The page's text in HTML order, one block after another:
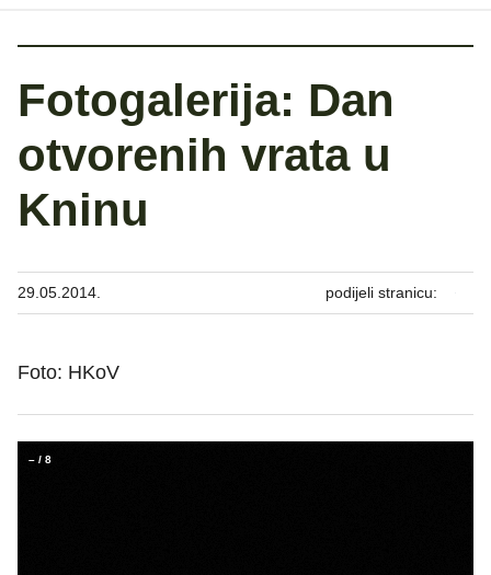
Fotogalerija: Dan
otvorenih vrata u
Kninu
29.05.2014. podijeli stranicu:
Foto: HKoV
– / 8